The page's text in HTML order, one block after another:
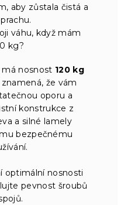
aby zůstala čistá a
váhu, když mám
kg?
nosnost 120 kg
znamená, že vám
oporu a
konstrukce z
a silné lamely
bezpečnému
optimální nosnosti
pevnost šroubů